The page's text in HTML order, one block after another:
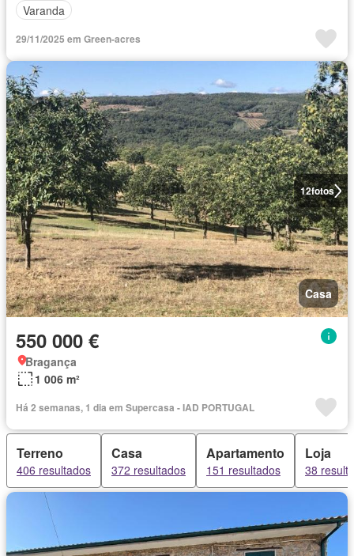
Varanda
29/11/2025 em Green-acres
12fotos
Casa
550 000 €
Bragança
1 006 m²
Há 2 semanas, 1 dia em Supercasa - IAD PORTUGAL
Terreno
406 resultados
Casa
372 resultados
Apartamento
151 resultados
Loja
38